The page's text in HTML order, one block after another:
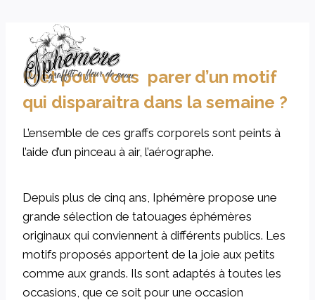
content
Prêt pour vous parer d’un motif
qui disparaitra dans la semaine ?
L’ensemble de ces graffs corporels sont peints à
l’aide d’un pinceau à air, l’aérographe.
Depuis plus de cinq ans, Iphémère propose une
grande sélection de tatouages éphémères
originaux qui conviennent à différents publics. Les
motifs proposés apportent de la joie aux petits
comme aux grands. Ils sont adaptés à toutes les
occasions, que ce soit pour une occasion